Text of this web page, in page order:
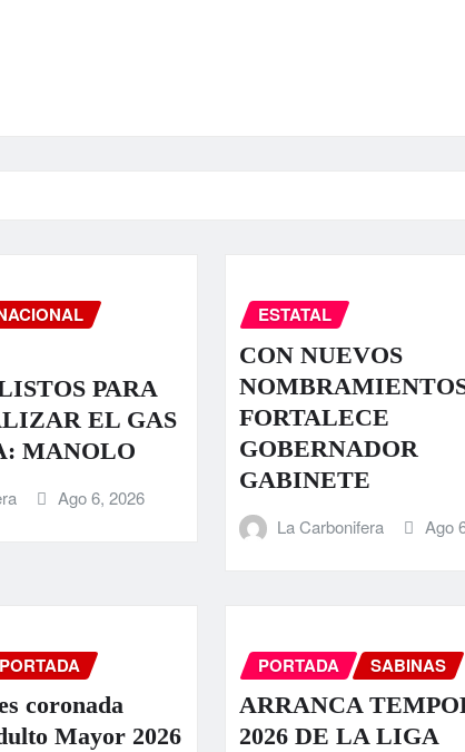
PARA
EL GAS
MANOLO
Ago 6, 2026
ESTATAL
CON NUEVOS
FORTALECE
GOBERNADOR
GABINETE
La Carbonifera Ago
PORTADA
coronada
Mayor 2026
PORTADA SABINAS
ARRANCA
2026 DE LA LIGA